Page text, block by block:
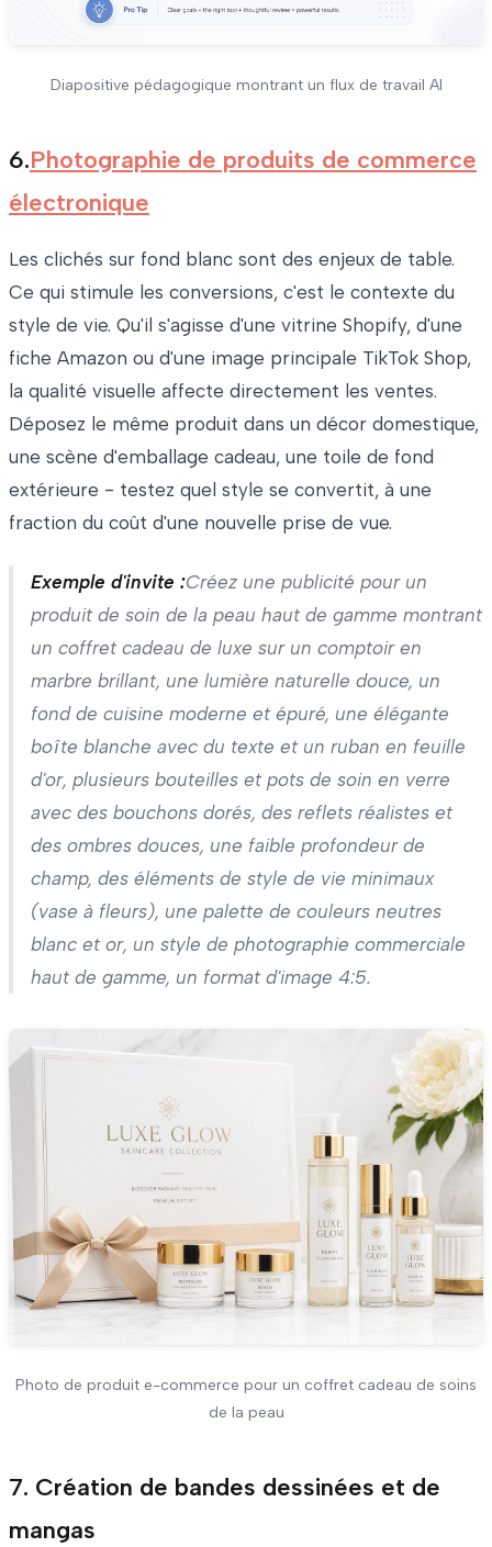
Diapositive pédagogique montrant un flux de travail AI
6.Photographie de produits de commerce
électronique
Les clichés sur fond blanc sont des enjeux de table.
Ce qui stimule les conversions, c'est le contexte du
style de vie. Qu'il s'agisse d'une vitrine Shopify, d'une
fiche Amazon ou d'une image principale TikTok Shop,
la qualité visuelle affecte directement les ventes.
Déposez le même produit dans un décor domestique,
une scène d'emballage cadeau, une toile de fond
extérieure - testez quel style se convertit, à une
fraction du coût d'une nouvelle prise de vue.
Exemple d'invite :Créez une publicité pour un
produit de soin de la peau haut de gamme montrant
un coffret cadeau de luxe sur un comptoir en
marbre brillant, une lumière naturelle douce, un
fond de cuisine moderne et épuré, une élégante
boîte blanche avec du texte et un ruban en feuille
d'or, plusieurs bouteilles et pots de soin en verre
avec des bouchons dorés, des reflets réalistes et
des ombres douces, une faible profondeur de
champ, des éléments de style de vie minimaux
(vase à fleurs), une palette de couleurs neutres
blanc et or, un style de photographie commerciale
haut de gamme, un format d'image 4:5.
Photo de produit e-commerce pour un coffret cadeau de soins
de la peau
7. Création de bandes dessinées et de
mangas